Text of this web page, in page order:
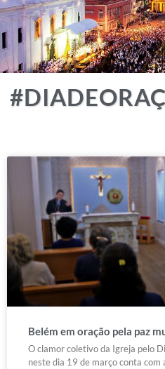
Belém em oração pela paz
O clamor coletivo da Igreja pelo
neste dia 19 de março conta com